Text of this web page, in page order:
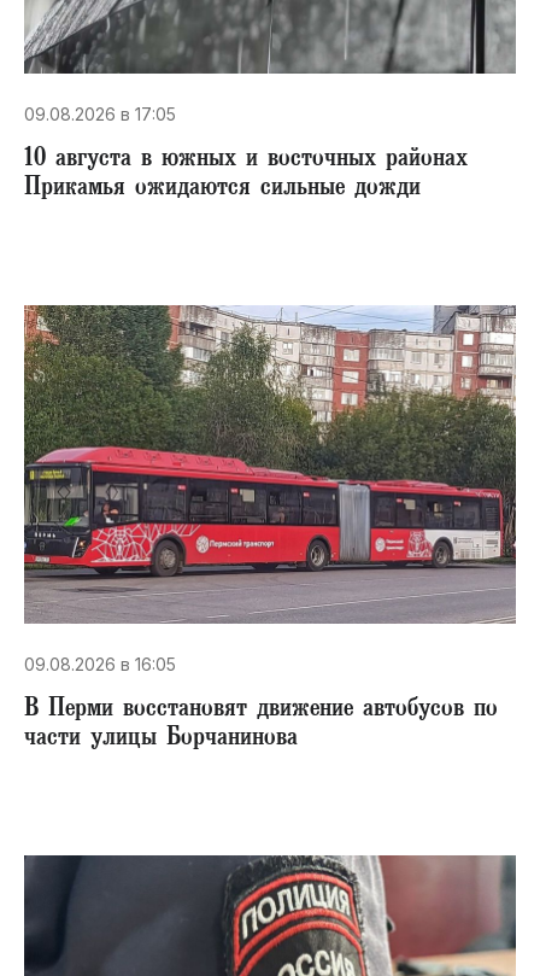
09.08.2026 в 17:05
10 августа в южных и восточных районах
Прикамья ожидаются сильные дожди
09.08.2026 в 16:05
В Перми восстановят движение автобусов по
части улицы Борчанинова